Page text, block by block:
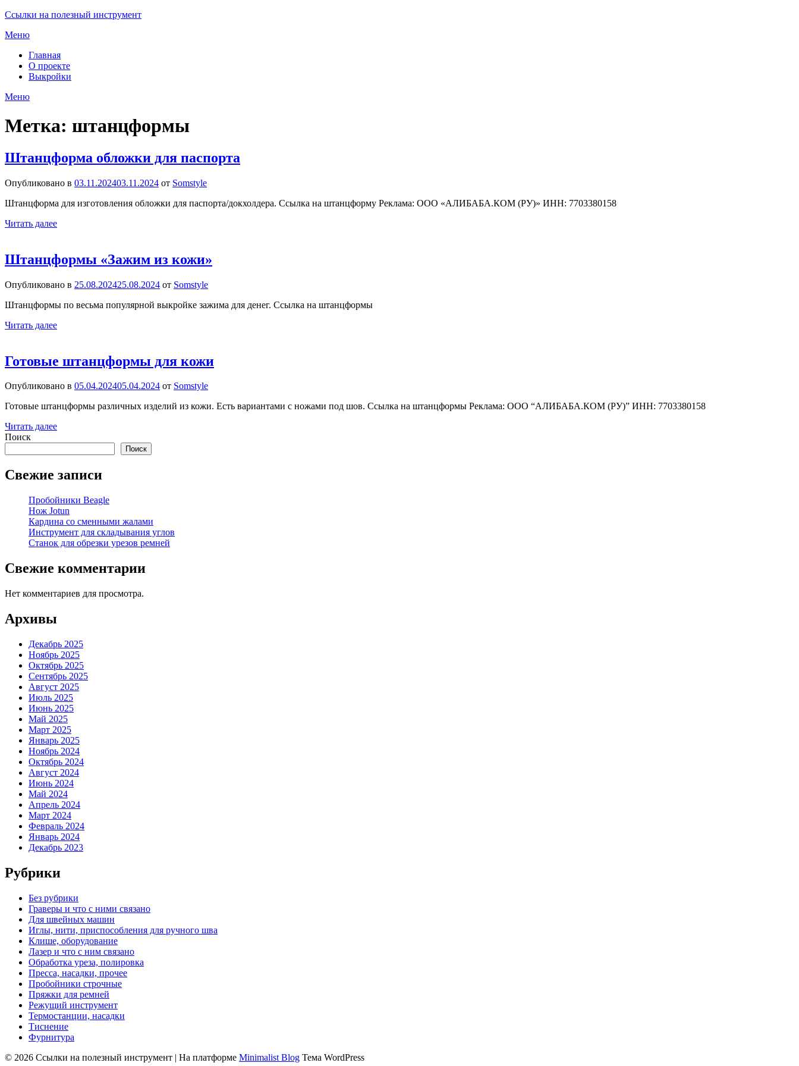
Ссылки на полезный инструмент
Меню
Главная
О проекте
Выкройки
Меню
Метка: штанцформы
Штанцформа обложки для паспорта
Опубликовано в 03.11.202403.11.2024 от Somstyle
Штанцформа для изготовления обложки для паспорта/докхолдера. Ссылка на штанцформу Реклама: ООО «АЛИБАБА.КОМ (РУ)» ИНН: 7703380158
Читать далее
Штанцформы «Зажим из кожи»
Опубликовано в 25.08.202425.08.2024 от Somstyle
Штанцформы по весьма популярной выкройке зажима для денег. Ссылка на штанцформы
Читать далее
Готовые штанцформы для кожи
Опубликовано в 05.04.202405.04.2024 от Somstyle
Готовые штанцформы различных изделий из кожи. Есть вариантами с ножами под шов. Ссылка на штанцформы Реклама: ООО “АЛИБАБА.КОМ (РУ)” ИНН: 7703380158
Читать далее
Поиск
Поиск
Свежие записи
Пробойники Beagle
Нож Jotun
Кардина со сменными жалами
Инструмент для складывания углов
Станок для обрезки урезов ремней
Свежие комментарии
Нет комментариев для просмотра.
Архивы
Декабрь 2025
Ноябрь 2025
Октябрь 2025
Сентябрь 2025
Август 2025
Июль 2025
Июнь 2025
Май 2025
Март 2025
Январь 2025
Ноябрь 2024
Октябрь 2024
Август 2024
Июнь 2024
Май 2024
Апрель 2024
Март 2024
Февраль 2024
Январь 2024
Декабрь 2023
Рубрики
Без рубрики
Граверы и что с ними связано
Для швейных машин
Иглы, нити, приспособления для ручного шва
Клише, оборудование
Лазер и что с ним связано
Обработка уреза, полировка
Пресса, насадки, прочее
Пробойники строчные
Пряжки для ремней
Режущий инструмент
Термостанции, насадки
Тиснение
Фурнитура
© 2026 Ссылки на полезный инструмент | На платформе Minimalist Blog Тема WordPress